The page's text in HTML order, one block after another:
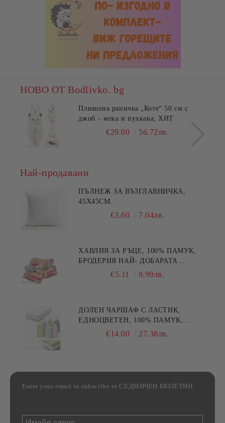
НОВО ОТ Bodlivko. bg
Плюшена раничка „Коте“ 50 см с
джоб – мека и пухкава, ХИТ
€29.00 56.72лв.
Най-продавани
ПЪЛНЕЖ ЗА ВЪЗГЛАВНИЧКА,
45X45СМ.
€3.60 7.04лв.
ХАВЛИЯ ЗА РЪЦЕ, 100% ПАМУК,
БРОДЕРИЯ НАЙ- ДОБАРАТА
МАЙКА/БАБА , РАЗМЕР:
€5.11 9.99лв.
ДОЛЕН ЧАРШАФ С ЛАСТИК,
ЕДНОЦВЕТЕН, 100% ПАМУК,
РАЗЛИЧНИ РАЗМЕРИ
€14.00 27.38лв.
Enter your email to subscribe to СЕДМИЧЕН БЮЛЕТИН: